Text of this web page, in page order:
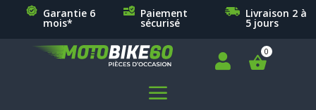
Garantie 6
mois*
Paiement
sécurisé
Livraison 2 à
5 jours

a